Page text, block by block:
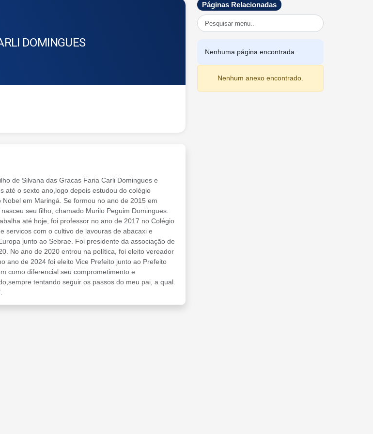
DOMINGUES
de Silvana das Gracas Faria Carli Domingues e
até o sexto ano,logo depois estudou do colégio
em Maringá. Se formou no ano de 2015 em
seu filho, chamado Murilo Peguim Domingues.
até hoje, foi professor no ano de 2017 no Colégio
servicos com o cultivo de lavouras de abacaxi e
junto ao Sebrae. Foi presidente da associação de
No ano de 2020 entrou na política, foi eleito vereador
ano de 2024 foi eleito Vice Prefeito junto ao Prefeito
como diferencial seu comprometimento e
tentando seguir os passos do meu pai, a qual
Páginas Relacionadas
Nenhuma página encontrada.
Nenhum anexo encontrado.